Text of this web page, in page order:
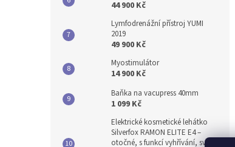
44 900 Kč
Lymfodrenážní přístroj YUMI
2019
49 900 Kč
Myostimulátor
14 900 Kč
Baňka na vacupress 40mm
1 099 Kč
Elektrické kosmetické lehátko
Silverfox RAMON ELITE E4 –
otočné, s funkcí vyhřívání, světle